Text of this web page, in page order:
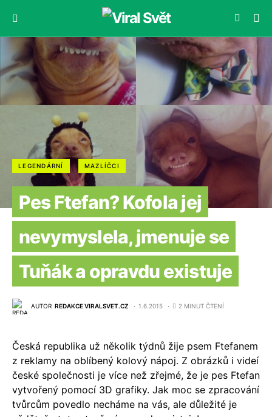
LEGENDÁRNÍ MAZLÍČCI
Pes Ftefan? Kofola jej
nevymyslela, jmenuje se
Tuňák a opravdu existuje
AUTOR REDAKCE VIRALSVET.CZ 1.6.2015 2 MINUT ČTENÍ
Česká republika už několik týdnů žije psem Ftefanem
z reklamy na oblíbený kolový nápoj. Z obrázků i videí
české společnosti je více než zřejmé, že je pes Ftefan
vytvořený pomocí 3D grafiky. Jak moc se zpracování
tvůrcům povedlo necháme na vás, ale důležité je